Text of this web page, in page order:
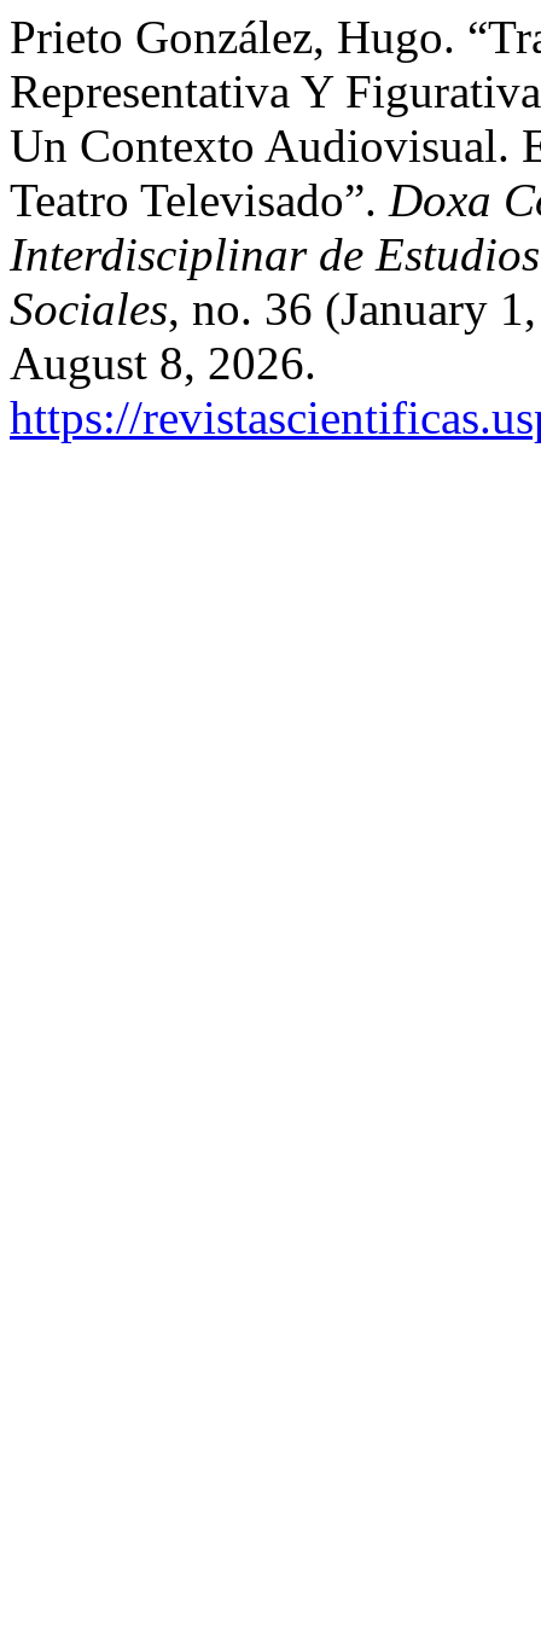
Prieto González, Hugo.
Representativa Y
Un Contexto Audiovisual.
Teatro Televisado”. Doxa
Interdisciplinar de
Sociales, no. 36 (January
August 8, 2026.
https://